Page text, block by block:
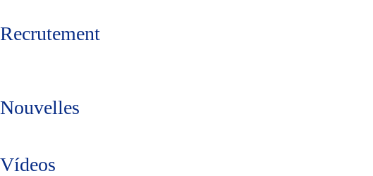
Recrutement
Nouvelles
Vídeos